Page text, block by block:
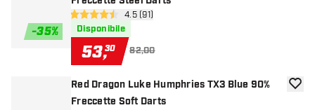
-35%
apri pannello recensioni
4.5 stelle di valutazione
4.5 (91)
Disponibile
53,30 82,00
Red Dragon Luke Humphries TX3 Blue 90%
Freccette Soft Darts